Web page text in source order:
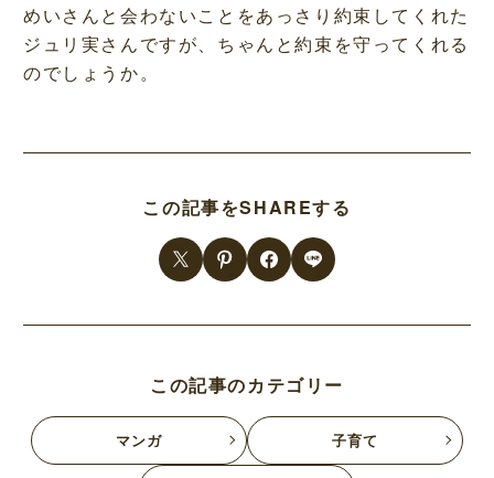
めいさんと会わないことをあっさり約束してくれた
ジュリ実さんですが、ちゃんと約束を守ってくれる
のでしょうか。
この記事をSHAREする
この記事のカテゴリー
マンガ 子育て